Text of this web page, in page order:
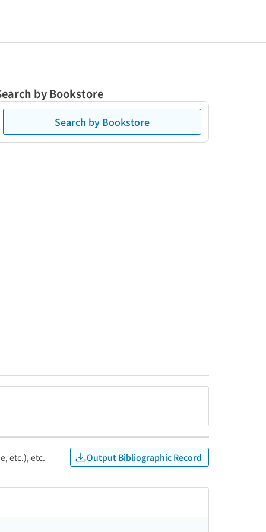
by Bookstore
Search by Bookstore
etc.), etc. Output Bibliographic Record